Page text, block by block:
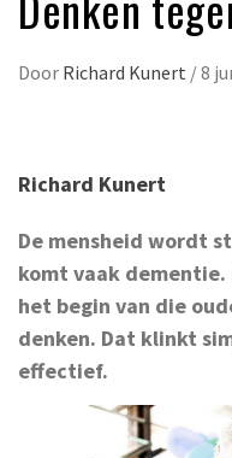
Door Richard Kunert /8
Richard Kunert
De mensheid wordt
komt vaak
het begin van die
denken. Dat klinkt
effectief.